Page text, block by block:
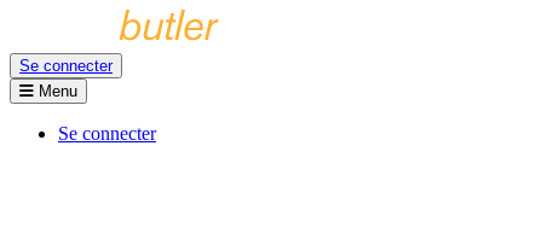
Se connecter
Menu
Se connecter